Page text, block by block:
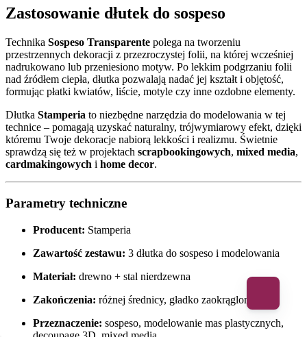
Zastosowanie dłutek do sospeso
Technika Sospeso Transparente polega na tworzeniu
przestrzennych dekoracji z przezroczystej folii, na której wcześniej
nadrukowano lub przeniesiono motyw. Po lekkim podgrzaniu folii
nad źródłem ciepła, dłutka pozwalają nadać jej kształt i objętość,
formując płatki kwiatów, liście, motyle czy inne ozdobne elementy.
Dłutka Stamperia to niezbędne narzędzia do modelowania w tej
technice – pomagają uzyskać naturalny, trójwymiarowy efekt, dzięki
któremu Twoje dekoracje nabiorą lekkości i realizmu. Świetnie
sprawdzą się też w projektach scrapbookingowych, mixed media,
cardmakingowych i home decor.
Parametry techniczne
Producent: Stamperia
Zawartość zestawu: 3 dłutka do sospeso i modelowania
Materiał: drewno + stal nierdzewna
Zakończenia: różnej średnicy, gładko zaokrąglone
Przeznaczenie: sospeso, modelowanie mas plastycznych,